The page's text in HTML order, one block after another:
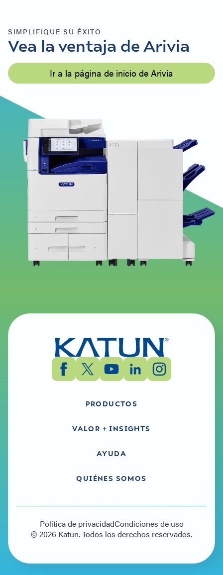
SIMPLIFIQUE SU ÉXITO
Vea la ventaja de Arivia
Ir a la página de inicio de Arivia
PRODUCTOS
VALOR + INSIGHTS
AYUDA
QUIÉNES SOMOS
© 2026 Katun. Todos los derechos reservados.
Política de privacidadCondiciones de uso